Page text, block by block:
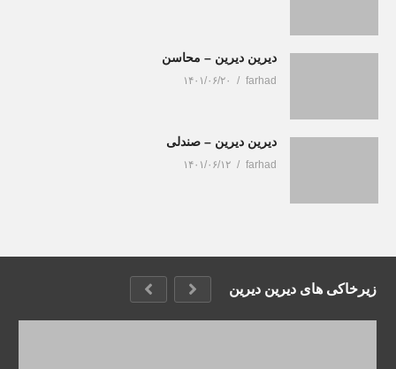
دیرین دیرین – محاسن
farhad ۱۴۰۱/۰۶/۲۰
دیرین دیرین – صندلی
farhad ۱۴۰۱/۰۶/۱۲
زیرخاکی های دیرین دیرین